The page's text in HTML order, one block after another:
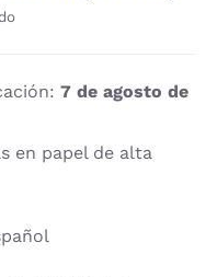
7 de agosto de
en papel de alta